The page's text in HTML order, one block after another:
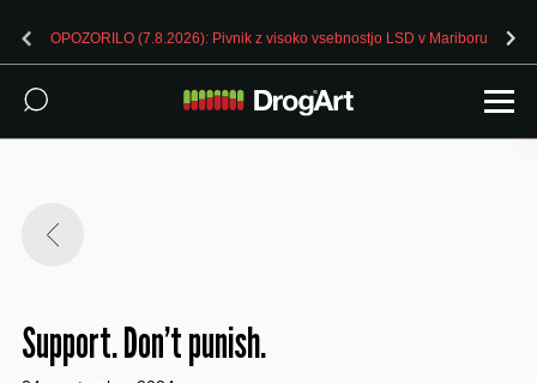
OPOZORILO (7.8.2026): Pivnik z visoko vsebnostjo LSD v Mariboru
Support. Don’t punish.